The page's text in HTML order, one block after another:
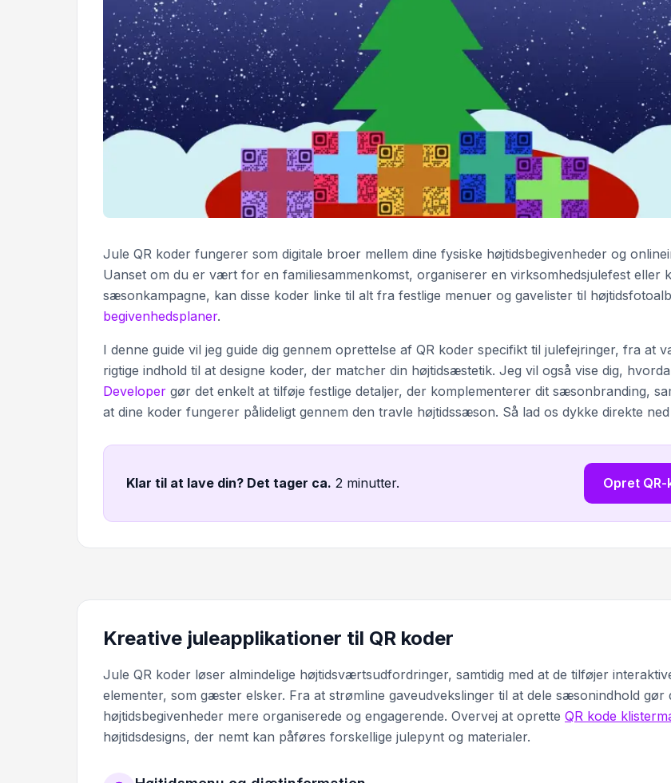
Jule QR koder fungerer som digitale broer mellem dine fysiske højtidsbegivenheder og
Uanset om du er vært for en familiesammenkomst, organiserer en virksomhedsjulefest eller
sæsonkampagne, kan disse koder linke til alt fra festlige menuer og gavelister til
begivenhedsplaner.
I denne guide vil jeg guide dig gennem oprettelse af QR koder specifikt til julefejringer, fra at
rigtige indhold til at designe koder, der matcher din højtidsæstetik. Jeg vil også vise dig,
Developer gør det enkelt at tilføje festlige detaljer, der komplementerer dit sæsonbranding,
at dine koder fungerer pålideligt gennem den travle højtidssæson. Så lad os dykke direkte ned
Klar til at lave din? Det tager ca. 2 minutter. Opret QR-
Kreative juleapplikationer til QR koder
Jule QR koder løser almindelige højtidsværtsudfordringer, samtidig med at de tilføjer
elementer, som gæster elsker. Fra at strømline gaveudvekslinger til at dele sæsonindhold gør
højtidsbegivenheder mere organiserede og engagerende. Overvej at oprette QR kode
højtidsdesigns, der nemt kan påføres forskellige julepynt og materialer.